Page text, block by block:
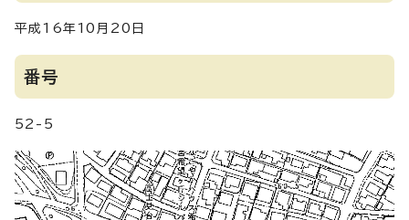
平成16年10月20日
番号
52-5